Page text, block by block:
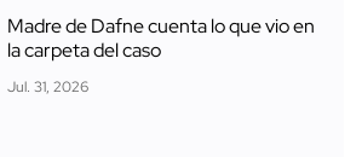
Madre de Dafne cuenta lo que vio en
la carpeta del caso
Jul. 31, 2026